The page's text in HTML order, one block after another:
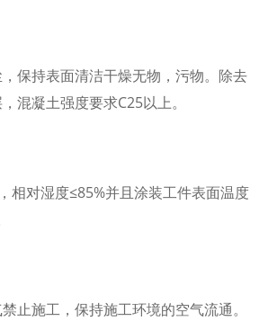
保持表面清洁干燥无物，污物。除去
混凝土强度要求C25以上。
相对湿度≤85%并且涂装工件表面温度
止施工，保持施工环境的空气流通。